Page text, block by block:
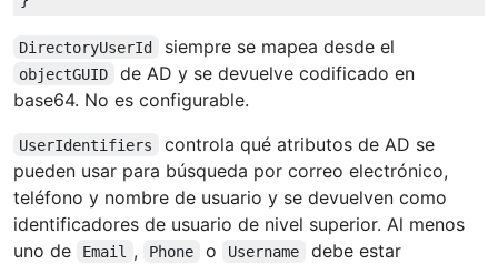
DirectoryUserId siempre se mapea desde el
objectGUID
de AD y se devuelve codificado en
base64. No es configurable.
UserIdentifiers
controla qué atributos de AD se
pueden usar para búsqueda por correo electrónico,
teléfono y nombre de usuario y se devuelven como
identificadores de usuario de nivel superior. Al menos
uno de
Email , Phone o Username
debe estar